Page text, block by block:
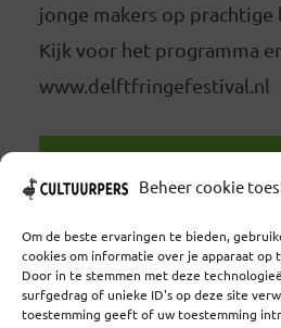
Beheer cookie
Om de beste ervaringen te bieden,
cookies om informatie over je apparaat op
Door in te stemmen met deze
surfgedrag of unieke ID's op deze site
toestemming geeft of uw toestemming
jonge makers op prachtige
Kijk voor het programma
www.delftfringefestival.nl
Coöperatief Cultureel